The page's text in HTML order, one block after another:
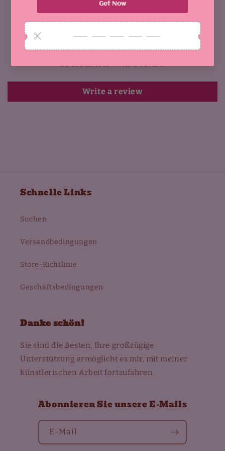
Customer Reviews
Be the first to write a review
Write a review
Schnelle Links
Suchen
Versandbedingungen
Store-Richtlinie
Geschäftsbedingungen
Danke schön!
Sie sind die Besten, Ihre großzügige
Unterstützung ermöglicht es mir, mit meiner
künstlerischen Arbeit fortzufahren.
Abonnieren Sie unsere E-Mails
E-Mail